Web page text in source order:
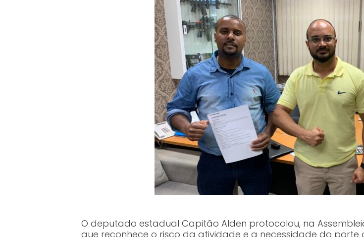
O deputado estadual Capitão Alden protocolou, na
que reconhece o risco da atividade e a necessidade do